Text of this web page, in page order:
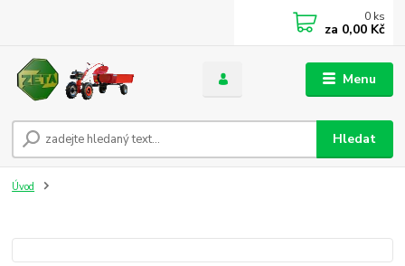
Menu
Hledat
0 ks
za 0,00 Kč
Úvod